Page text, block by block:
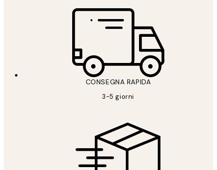
CONSEGNA RAPIDA
3-5 giorni